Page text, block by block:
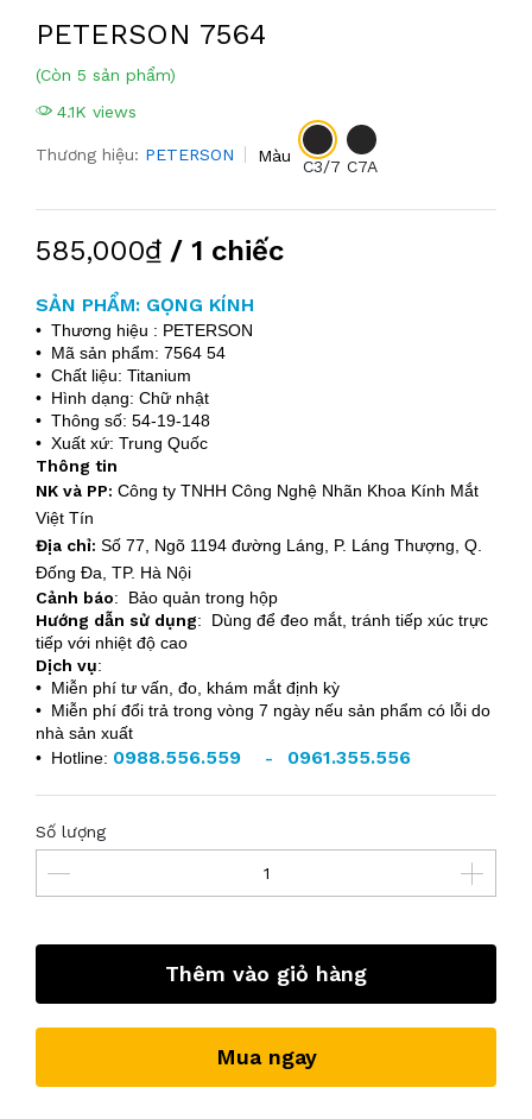
PETERSON 7564
(Còn 5 sản phẩm)
4.1K views
Thương hiệu: PETERSON Màu
C3/7 C7A
585,000₫ / 1 chiếc
SẢN PHẨM: GỌNG KÍNH
• Thương hiệu : PETERSON
• Mã sản phẩm: 7564 54
• Chất liệu: Titanium
• Hình dạng: Chữ nhật
• Thông số: 54-19-148
• Xuất xứ: Trung Quốc
Thông tin
NK và PP: Công ty TNHH Công Nghệ Nhãn Khoa Kính Mắt
Việt Tín
Địa chỉ: Số 77, Ngõ 1194 đường Láng, P. Láng Thượng, Q.
Đống Đa, TP. Hà Nội
Cảnh báo: Bảo quản trong hộp
Hướng dẫn sử dụng: Dùng để đeo mắt, tránh tiếp xúc trực
tiếp với nhiệt độ cao
Dịch vụ:
• Miễn phí tư vấn, đo, khám mắt định kỳ
• Miễn phí đổi trả trong vòng 7 ngày nếu sản phẩm có lỗi do
nhà sản xuất
• Hotline: 0988.556.559 - 0961.355.556
Số lượng
Thêm vào giỏ hàng
Mua ngay